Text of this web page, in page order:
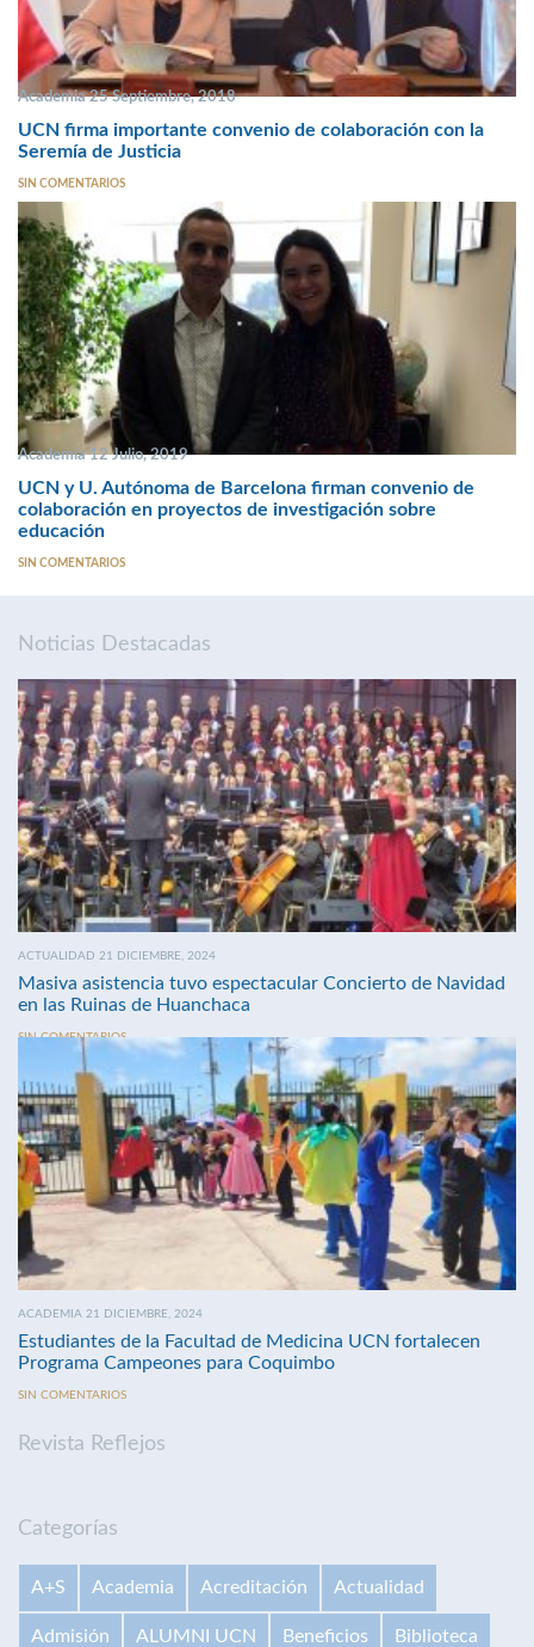
Academia 25 Septiembre, 2018
UCN firma importante convenio de colaboración con la
Seremía de Justicia
SIN COMENTARIOS
Academia 12 Julio, 2019
UCN y U. Autónoma de Barcelona firman convenio de
colaboración en proyectos de investigación sobre
educación
SIN COMENTARIOS
Noticias Destacadas
ACTUALIDAD 21 DICIEMBRE, 2024
Masiva asistencia tuvo espectacular Concierto de Navidad
en las Ruinas de Huanchaca
SIN COMENTARIOS
ACADEMIA 21 DICIEMBRE, 2024
Estudiantes de la Facultad de Medicina UCN fortalecen
Programa Campeones para Coquimbo
SIN COMENTARIOS
Revista Reflejos
Categorías
A+S Academia Acreditación Actualidad
Admisión ALUMNI UCN Beneficios Biblioteca